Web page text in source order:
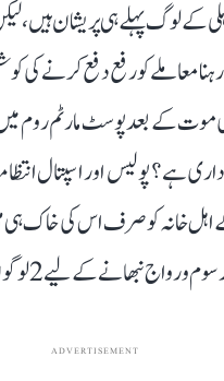
کے لوگ پہلے ہی پریشان ہیں،
رہنا معاملے کو رفع دفع
کے بعد پوسٹ مارٹم روم
ہے؟ پولیس اور اسپتال
خانہ کو صرف اس کی خاک ہی
لوگوں کی آخری رسومات ادا کرنی پڑے گی۔
ADVERTISEMENT